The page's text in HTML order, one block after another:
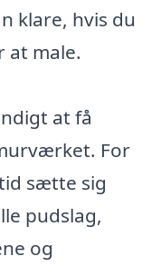
klare, hvis du
at male.
at få
For
sætte sig
pudslag,
og